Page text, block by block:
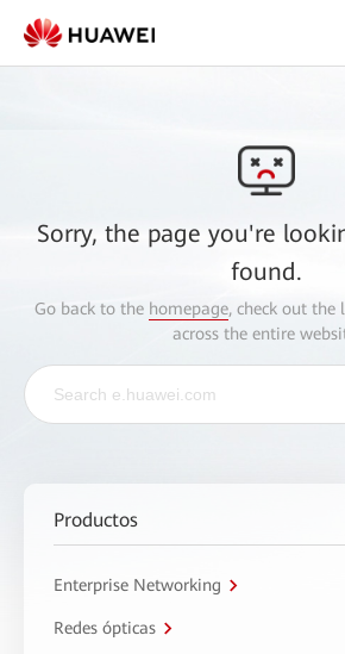
Sorry, the page you're
found.
Go back to the homepage, check out the
across the entire
Productos
Enterprise Networking
Redes ópticas